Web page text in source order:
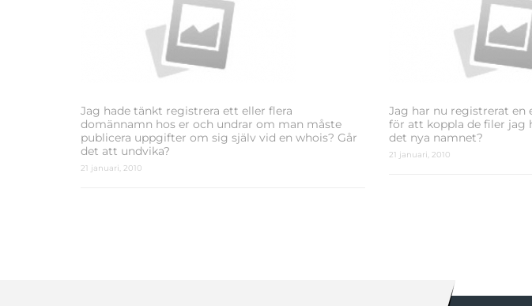
Jag hade tänkt registrera ett eller flera
domännamn hos er och undrar om man måste
publicera uppgifter om sig själv vid en whois? Går
det att undvika?
21 januari, 2010
Jag har nu registrerat en
för att koppla de filer jag
det nya namnet?
21 januari, 2010